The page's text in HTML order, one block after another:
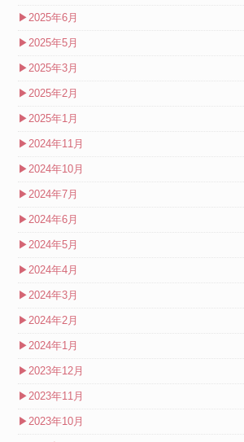
▶2025年6月
▶2025年5月
▶2025年3月
▶2025年2月
▶2025年1月
▶2024年11月
▶2024年10月
▶2024年7月
▶2024年6月
▶2024年5月
▶2024年4月
▶2024年3月
▶2024年2月
▶2024年1月
▶2023年12月
▶2023年11月
▶2023年10月